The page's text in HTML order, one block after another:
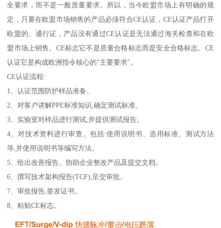
全要求，而不是一般质量要求。所以，当今欧盟市场上有明确的规
定，只要在欧盟市场销售的产品必须符合CE认证，CE认证产品打开
欧盟的、通行证，产品没有通过CE认证是无法通过海关检查和在欧
盟市场上销售。CE标志它不是质量合格标志而是安全合格标志。CE
认证它是构成欧洲指令核心的"主要要求"。
CE认证流程:
1、认证范围防护样品准备。
2、对客户讲解PPE标准知识,确定测试标准。
3、实验室对样品进行测试,并提供测试报告。
4、对技术资料进行审查。包括:使用说明书、选用标准、测试方法
等,并使用说明书等编写方法。
5、给出改善报告。协助企业整改产品及提交文档。
6、撰写技术架构报告(TCF),呈交审批。
7、审批报告,签发证书。
8、粘贴CE标志。